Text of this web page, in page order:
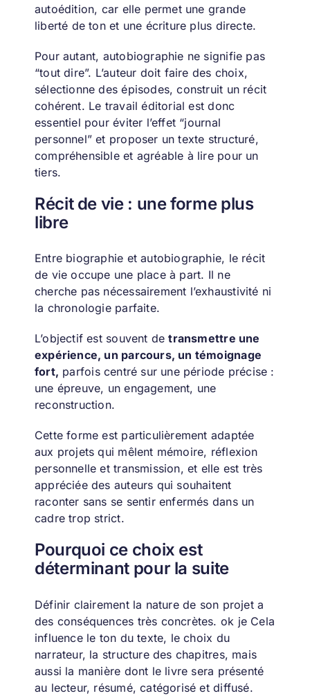
autoédition, car elle permet une grande
liberté de ton et une écriture plus directe.
Pour autant, autobiographie ne signifie pas
“tout dire”. L’auteur doit faire des choix,
sélectionne des épisodes, construit un récit
cohérent. Le travail éditorial est donc
essentiel pour éviter l’effet “journal
personnel” et proposer un texte structuré,
compréhensible et agréable à lire pour un
tiers.
Récit de vie : une forme plus
libre
Entre biographie et autobiographie, le récit
de vie occupe une place à part. Il ne
cherche pas nécessairement l’exhaustivité ni
la chronologie parfaite.
L’objectif est souvent detransmettre une
expérience, un parcours, un témoignage
fort, parfois centré sur une période précise :
une épreuve, un engagement, une
reconstruction.
Cette forme est particulièrement adaptée
aux projets qui mêlent mémoire, réflexion
personnelle et transmission, et elle est très
appréciée des auteurs qui souhaitent
raconter sans se sentir enfermés dans un
cadre trop strict.
Pourquoi ce choix est
déterminant pour la suite
Définir clairement la nature de son projet a
des conséquences très concrètes. ok je Cela
influence le ton du texte, le choix du
narrateur, la structure des chapitres, mais
aussi la manière dont le livre sera présenté
au lecteur, résumé, catégorisé et diffusé.